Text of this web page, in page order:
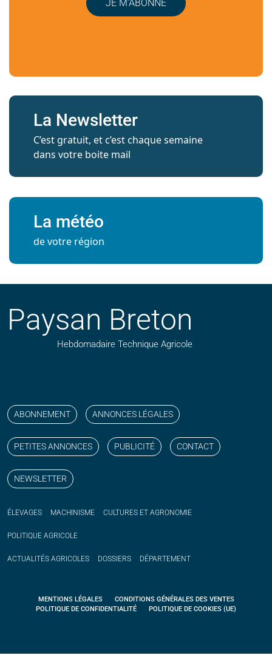
JE M’ABONNE
La Newsletter
C’est gratuit, et c’est chaque semaine
dans votre boite mail
La météo
de votre région
Paysan Breton
Hebdomadaire Technique Agricole
ABONNEMENT ANNONCES LÉGALES
PETITES ANNONCES PUBLICITÉ CONTACT
NEWSLETTER
ÉLEVAGES MACHINISME CULTURES ET AGRONOMIE
POLITIQUE AGRICOLE
ACTUALITÉS AGRICOLES DOSSIERS DÉPARTEMENT
MENTIONS LÉGALES
CONDITIONS GÉNÉRALES DES VENTES
POLITIQUE DE CONFIDENTIALITÉ
POLITIQUE DE COOKIES (UE)